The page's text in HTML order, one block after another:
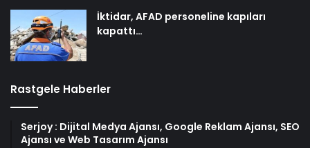
İktidar, AFAD personeline kapıları
kapattı…
Rastgele Haberler
Serjoy : Dijital Medya Ajansı, Google Reklam Ajansı, SEO
Ajansı ve Web Tasarım Ajansı